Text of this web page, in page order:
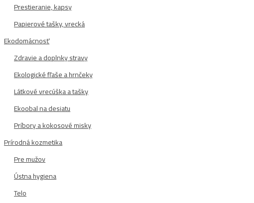
Prestieranie, kapsy
Papierové tašky, vrecká
Ekodomácnosť
Zdravie a doplnky stravy
Ekologické fľaše a hrnčeky
Látkové vrecúška a tašky
Ekoobal na desiatu
Príbory a kokosové misky
Prírodná kozmetika
Pre mužov
Ústna hygiena
Telo